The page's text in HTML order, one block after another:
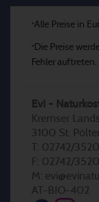
*Alle Preise in
* Die Preise
Fehler auftreten.
Evi -
Kremser
3100 St.
T: 02742/
F: 02742/
M:
AT-BIO-402